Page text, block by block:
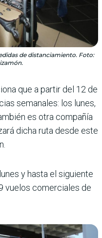
de distanciamiento. Foto:
que a partir del 12 de
semanales: los lunes,
es otra compañía
dicha ruta desde este
y hasta el siguiente
vuelos comerciales de